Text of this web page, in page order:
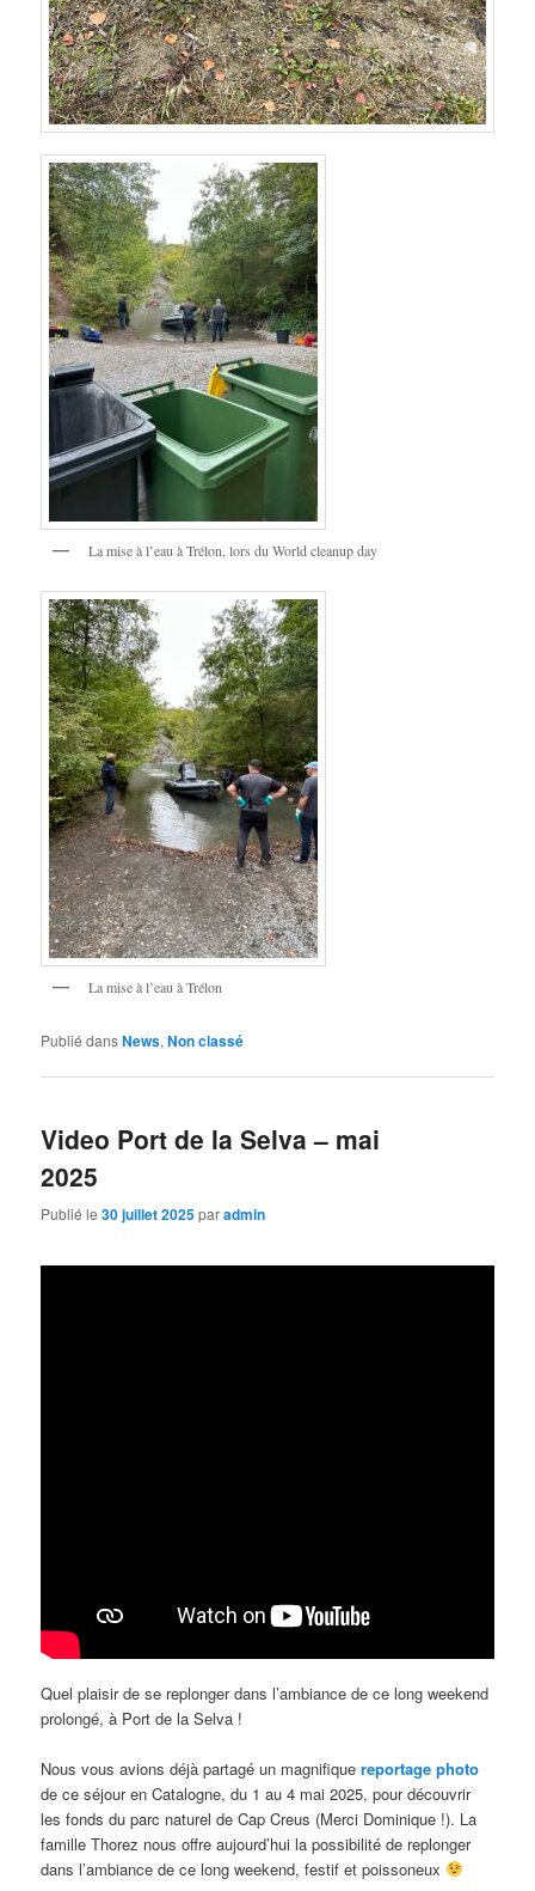
La mise à l’eau à Trélon, lors du World cleanup day
La mise à l’eau à Trélon
Publié dansNews,Non classé
Video Port de la Selva – mai
2025
Publié le30 juillet 2025paradmin
Quel plaisir de se replonger dans l’ambiance de ce long weekend
prolongé, à Port de la Selva !
Nous vous avions déjà partagé un magnifiquereportage photo
de ce séjour en Catalogne, du 1 au 4 mai 2025, pour découvrir
les fonds du parc naturel de Cap Creus (Merci Dominique !). La
famille Thorez nous offre aujourd’hui la possibilité de replonger
dans l’ambiance de ce long weekend, festif et poissoneux